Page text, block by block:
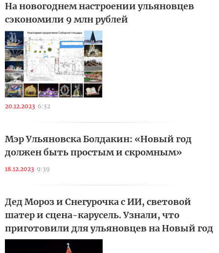
На новогоднем настроении ульяновцев
сэкономили 9 млн рублей
20.12.2023 6:32
Мэр Ульяновска Болдакин: «Новый год
должен быть простым и скромным»
18.12.2023 9:39
Дед Мороз и Снегурочка с ИИ, световой
шатер и сцена-карусель. Узнали, что
приготовили для ульяновцев на Новый год